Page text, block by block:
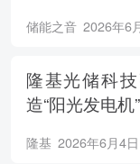
储能之音 2026年6
隆基光储科
造“阳光发电机”
隆基 2026年6月4日